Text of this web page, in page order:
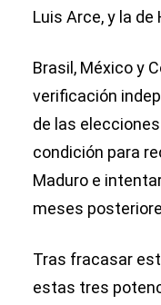
Luis Arce, y la
Brasil, México y
verificación
de las
condición para
Maduro e
meses
Tras fracasar
estas tres